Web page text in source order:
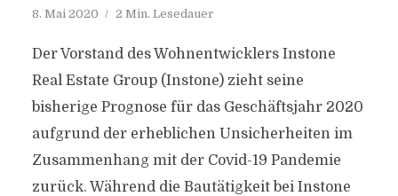
8. Mai 2020 2 Min. Lesedauer
Der Vorstand des Wohnentwicklers Instone
Real Estate Group (Instone) zieht seine
bisherige Prognose für das Geschäftsjahr 2020
aufgrund der erheblichen Unsicherheiten im
Zusammenhang mit der Covid-19 Pandemie
zurück. Während die Bautätigkeit bei Instone